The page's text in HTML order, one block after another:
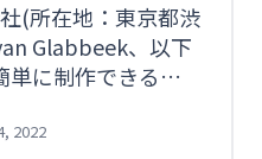
(所在地：東京都渋
Glabbeek、以下
単に制作できるパ
2022